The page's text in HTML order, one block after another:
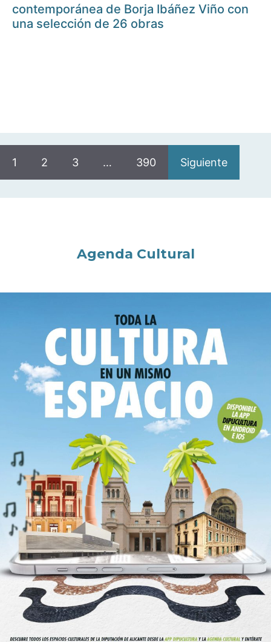
contemporánea de Borja Ibáñez Viño con
una selección de 26 obras
1 2 3 … 390 Siguiente
Agenda Cultural